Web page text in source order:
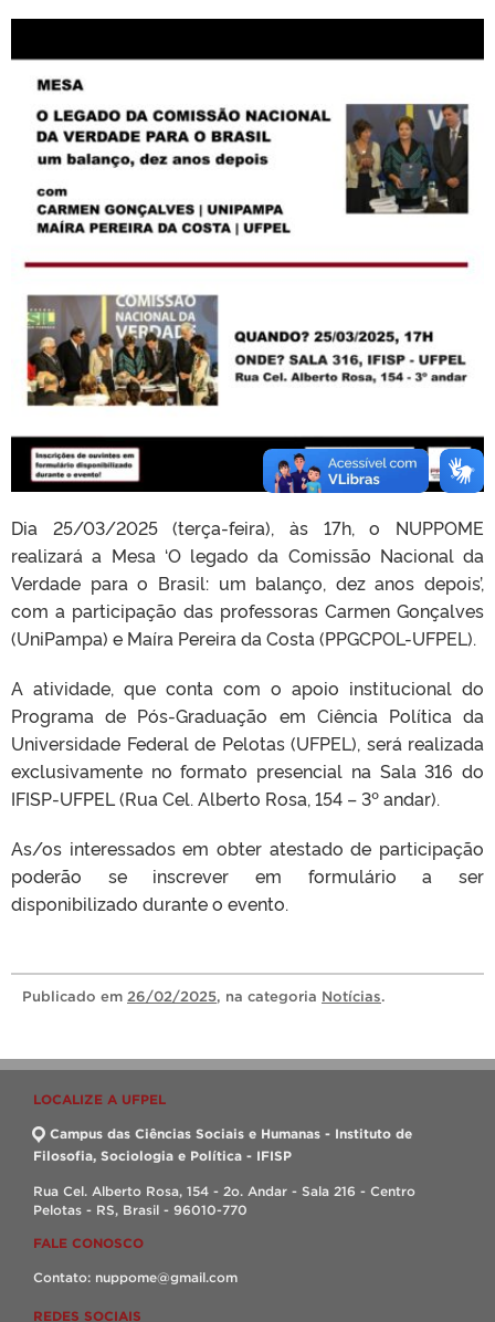
Dia 25/03/2025 (terça-feira), às 17h, o NUPPOME
realizará a Mesa ‘O legado da Comissão Nacional da
Verdade para o Brasil: um balanço, dez anos depois’,
com a participação das professoras Carmen Gonçalves
(UniPampa) e Maíra Pereira da Costa (PPGCPOL-UFPEL).
A atividade, que conta com o apoio institucional do
Programa de Pós-Graduação em Ciência Política da
Universidade Federal de Pelotas (UFPEL), será realizada
exclusivamente no formato presencial na Sala 316 do
IFISP-UFPEL (Rua Cel. Alberto Rosa, 154 – 3º andar).
As/os interessados em obter atestado de participação
poderão se inscrever em formulário a ser
disponibilizado durante o evento.
Publicado em 26/02/2025, na categoria Notícias.
LOCALIZE A UFPEL
Campus das Ciências Sociais e Humanas - Instituto de
Filosofia, Sociologia e Política - IFISP
Rua Cel. Alberto Rosa, 154 - 2o. Andar - Sala 216 - Centro
Pelotas - RS, Brasil - 96010-770
FALE CONOSCO
Contato: nuppome@gmail.com
REDES SOCIAIS